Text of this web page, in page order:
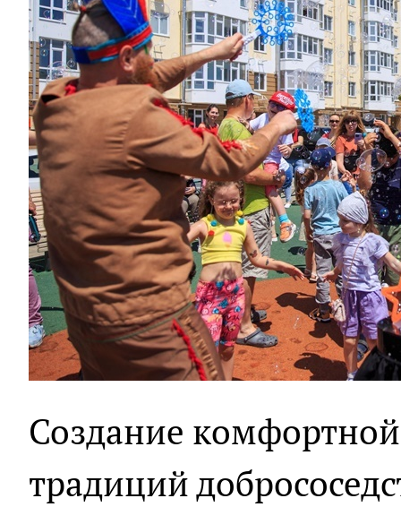
Создание
традиций